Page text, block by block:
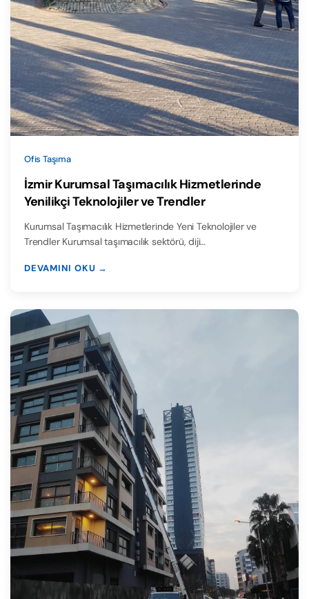
Ofis Taşıma
İzmir Kurumsal Taşımacılık Hizmetlerinde
Yenilikçi Teknolojiler ve Trendler
Kurumsal Taşımacılık Hizmetlerinde Yeni Teknolojiler ve
Trendler Kurumsal taşımacılık sektörü, diji…
DEVAMINI OKU →